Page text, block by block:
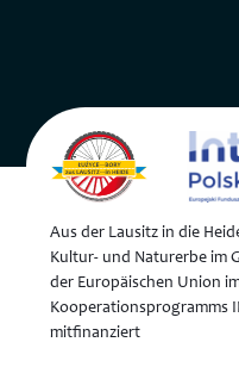
Aus der Lausitz in die
Kultur- und Naturerbe im
der Europäischen Union
Kooperationsprogramms
mitfinanziert